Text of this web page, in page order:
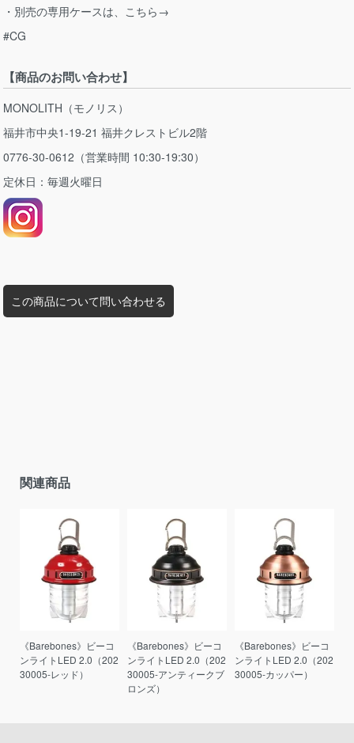
・別売の専用ケースは、こちら→
#CG
【商品のお問い合わせ】
MONOLITH（モノリス）
福井市中央1-19-21 福井クレストビル2階
0776-30-0612（営業時間 10:30-19:30）
定休日：毎週火曜日
この商品について問い合わせる
関連商品
《Barebones》ビーコ
ンライトLED 2.0（202
30005-レッド）
《Barebones》ビーコ
ンライトLED 2.0（202
30005-アンティークブ
ロンズ）
《Barebones》ビーコ
ンライトLED 2.0（202
30005-カッパー）